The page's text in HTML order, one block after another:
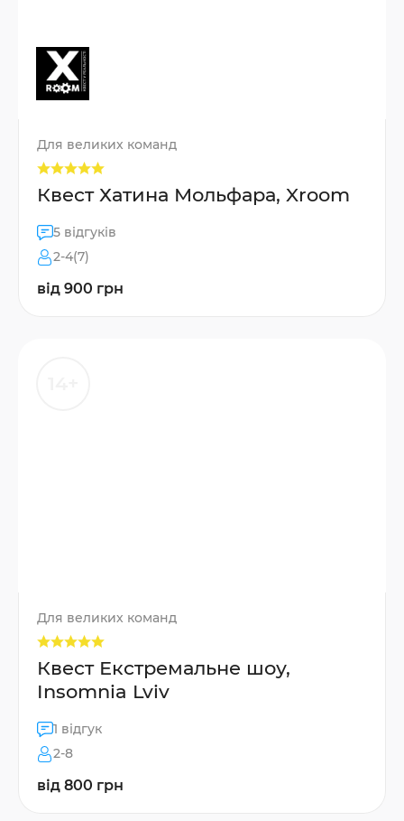
Для великих команд
Квест Хатина Мольфара, Xroom
5 відгуків
2-4(7)
від 900 грн
Для великих команд
Квест Екстремальне шоу,
Insomnia Lviv
1 відгук
2-8
від 800 грн